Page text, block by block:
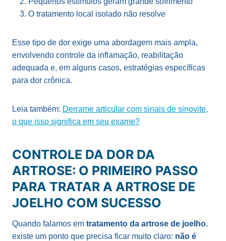
O tratamento local isolado não resolve
Esse tipo de dor exige uma abordagem mais ampla,
envolvendo controle da inflamação, reabilitação
adequada e, em alguns casos, estratégias específicas
para dor crônica.
Leia também: Derrame articular com sinais de sinovite,
o que isso significa em seu exame?
CONTROLE DA DOR DA
ARTROSE: O PRIMEIRO PASSO
PARA TRATAR A ARTROSE DE
JOELHO COM SUCESSO
Quando falamos em tratamento da artrose de joelho,
existe um ponto que precisa ficar muito claro: não é